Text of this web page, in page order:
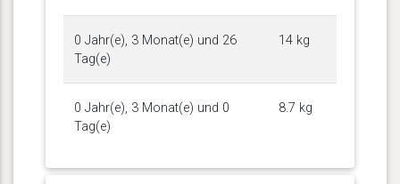
0 Jahr(e), 3 Monat(e) und 26
Tag(e)
14 kg
0 Jahr(e), 3 Monat(e) und 0
Tag(e)
8.7 kg